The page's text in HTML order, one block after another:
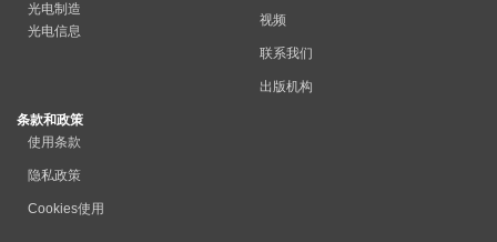
光电制造
光电信息
视频
联系我们
出版机构
条款和政策
使用条款
隐私政策
Cookies使用